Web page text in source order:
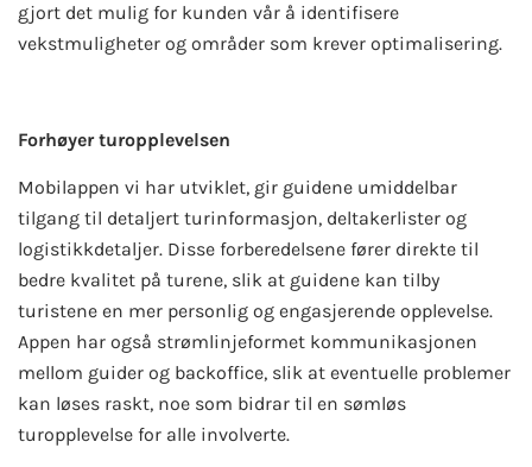
gjort det mulig for kunden vår å identifisere
vekstmuligheter og områder som krever optimalisering.
Forhøyer turopplevelsen
Mobilappen vi har utviklet, gir guidene umiddelbar
tilgang til detaljert turinformasjon, deltakerlister og
logistikkdetaljer. Disse forberedelsene fører direkte til
bedre kvalitet på turene, slik at guidene kan tilby
turistene en mer personlig og engasjerende opplevelse.
Appen har også strømlinjeformet kommunikasjonen
mellom guider og backoffice, slik at eventuelle problemer
kan løses raskt, noe som bidrar til en sømløs
turopplevelse for alle involverte.